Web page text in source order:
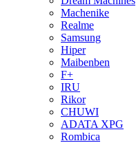
Machenike
Realme
Samsung
Hiper
Maibenben
F+
IRU
Rikor
CHUWI
ADATA XPG
Rombica